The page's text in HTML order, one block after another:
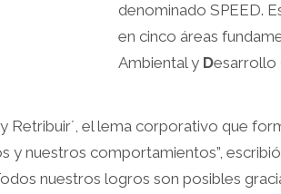
denominado SPEED.
en cinco áreas
Ambiental y Desarrollo
Retribuir´, el lema corporativo que
y nuestros comportamientos”,
nuestros logros son posibles